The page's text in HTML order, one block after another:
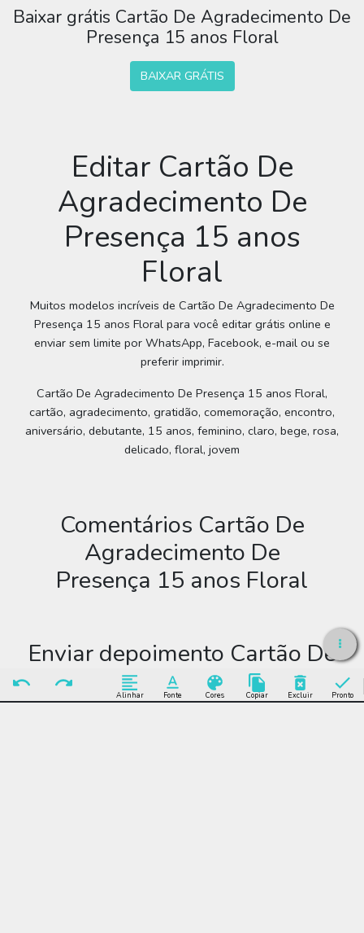
Alinhar Fonte Cores Copiar Excluir Pronto
Baixar grátis Cartão De Agradecimento De
Presença 15 anos Floral
BAIXAR GRÁTIS
Editar Cartão De
Agradecimento De
Presença 15 anos
Floral
Muitos modelos incríveis de Cartão De Agradecimento De
Presença 15 anos Floral para você editar grátis online e
enviar sem limite por WhatsApp, Facebook, e-mail ou se
preferir imprimir.
Cartão De Agradecimento De Presença 15 anos Floral,
cartão, agradecimento, gratidão, comemoração, encontro,
aniversário, debutante, 15 anos, feminino, claro, bege, rosa,
delicado, floral, jovem
Comentários Cartão De
Agradecimento De
Presença 15 anos Floral
Enviar depoimento Cartão De
Agradecimento De Presença 15
anos Floral